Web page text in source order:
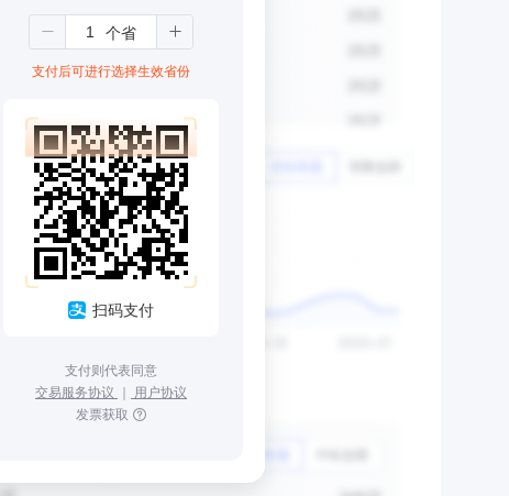
支付后可进行选择生效省份
扫码支付
支付则代表同意
交易服务协议 ｜ 用户协议
发票获取